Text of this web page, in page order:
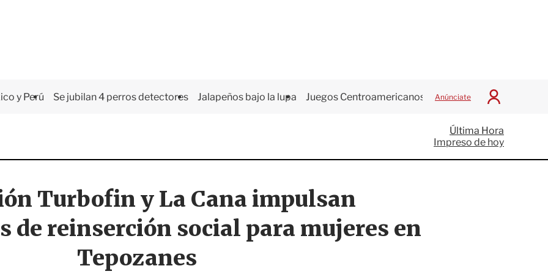
y Perú Se jubilan 4 perros detectores Jalapeños bajo la lupa Juegos Centroamericanos Anúnciate
I
c
i
a
Última Hora
Impreso de hoy
Turbofin y La Cana impulsan
de reinserción social para mujeres en
Tepozanes